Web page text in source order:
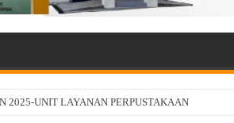
2025-UNIT LAYANAN PERPUSTAKAAN